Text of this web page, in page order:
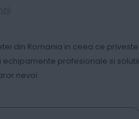
din Romania in ceea ce priveste
profesionale si solutii
nevoi.